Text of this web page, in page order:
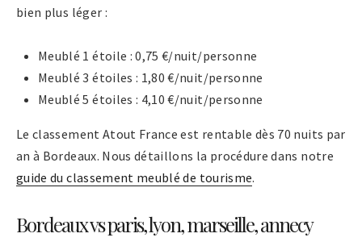
bien plus léger :
Meublé 1 étoile : 0,75 €/nuit/personne
Meublé 3 étoiles : 1,80 €/nuit/personne
Meublé 5 étoiles : 4,10 €/nuit/personne
Le classement Atout France est rentable dès 70 nuits par
an à Bordeaux. Nous détaillons la procédure dans notre
guide du classement meublé de tourisme.
Bordeaux vs paris, lyon, marseille, annecy